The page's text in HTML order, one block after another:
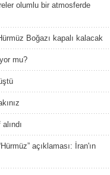
olumlu bir atmosferde
Boğazı kapalı kalacak
mu?
açıklaması: İran'ın